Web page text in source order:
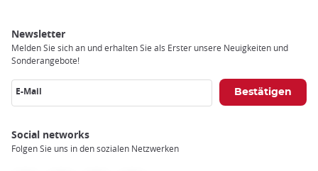
Newsletter
Melden Sie sich an und erhalten Sie als Erster unsere Neuigkeiten und
Sonderangebote!
E-Mail
Social networks
Folgen Sie uns in den sozialen Netzwerken